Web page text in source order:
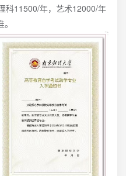
科11500/年，艺术12000/年